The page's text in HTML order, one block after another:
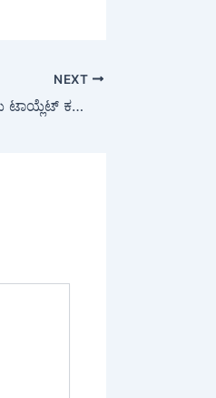
NEXT
Viral Video : ಆಸ್ಪತ್ರೆಯ ಟಾಯ್ಲೆಟ್ ಕಮೋಡ್ ಮೇಲೆ ಬುಸ್ ಬುಸ್ ಎಂದ ಬ್ಲ್ಯಾಕ್ ಕೋಬ್ರಾ, ವೈರಲ್ ಆದ ವಿಡಿಯೋ…!